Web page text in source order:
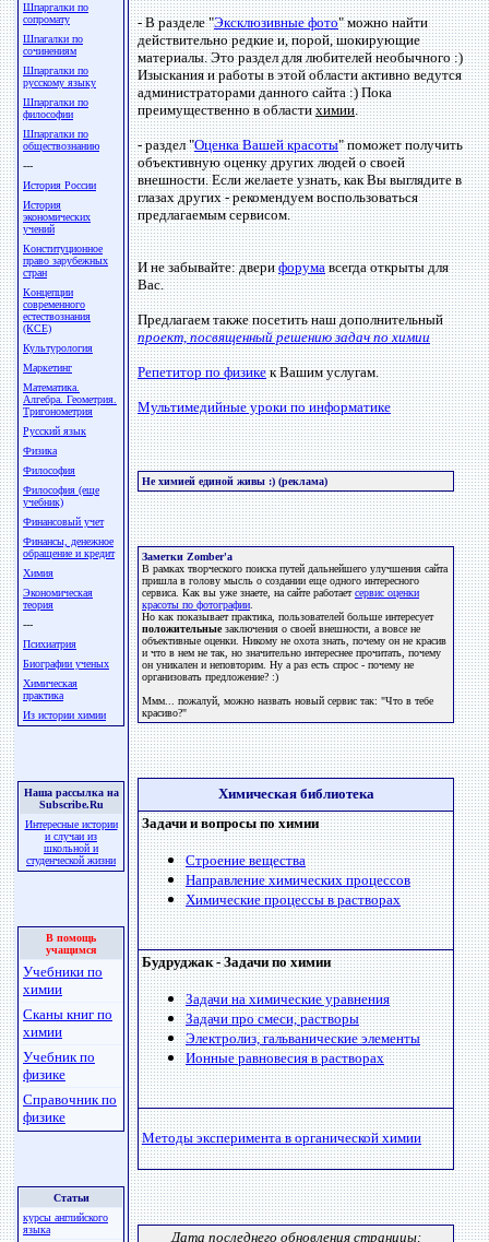
Шпаргалки по
сопромату
Шпагалки по
сочинениям
Шпаргалки по
русскому языку
Шпаргалки по
философии
Шпаргалки по
обществознанию
---
История России
История
экономических
учений
Конституционное
право зарубежных
стран
Концепции
современного
естествознания
(КСЕ)
Культурология
Маркетинг
Математика.
Алгебра. Геометрия.
Тригонометрия
Русский язык
Физика
Философия
Философия (еще
учебник)
Финансовый учет
Финансы, денежное
обращение и кредит
Химия
Экономическая
теория
---
Психиатрия
Биографии ученых
Химическая
практика
Из истории химии
Наша рассылка на
Subscribe.Ru
Интересные истории
и случаи из
школьной и
студенческой жизни
В помощь
учащимся
Учебники по
химии
Сканы книг по
химии
Учебник по
физике
Справочник по
физике
Статьи
курсы английского
языка
- В разделе "Эксклюзивные фото" можно найти
действительно редкие и, порой, шокирующие
материалы. Это раздел для любителей необычного :)
Изыскания и работы в этой области активно ведутся
администраторами данного сайта :) Пока
преимущественно в областихимии.
- раздел "Оценка Вашей красоты" поможет получить
объективную оценку других людей о своей
внешности. Если желаете узнать, как Вы выглядите в
глазах других - рекомендуем воспользоваться
предлагаемым сервисом.
И не забывайте: дверифорумавсегда открыты для
Вас.
Предлагаем также посетить наш дополнительный
проект, посвященный решению задач по химии
Репетитор по физикек Вашим услугам.
Мультимедийные уроки по информатике
Не химией единой живы :) (реклама)
Заметки Zomber'а
В рамках творческого поиска путей дальнейшего улучшения сайта
пришла в голову мысль о создании еще одного интересного
сервиса. Как вы уже знаете, на сайте работаетсервис оценки
красоты по фотографии
Но как показывает практика, пользователей больше интересует
положительныезаключения о своей внешности, а вовсе не
объективные оценки. Никому не охота знать, почему он не красив
и что в нем не так, но значительно интереснее прочитать, почему
он уникален и неповторим. Ну а раз есть спрос - почему не
организовать предложение? :)
Ммм... пожалуй, можно назвать новый сервис так: "Что в тебе
красиво?"
Химическая библиотека
Задачи и вопросы по химии
Строение вещества
Направление химических процессов
Химические процессы в растворах
Будруджак - Задачи по химии
Задачи на химические уравнения
Задачи про смеси, растворы
Электролиз, гальванические элементы
Ионные равновесия в растворах
Методы эксперимента в органической химии
Дата последнего обновления страницы: